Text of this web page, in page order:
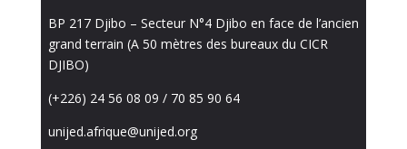
BP 217 Djibo – Secteur N°4 Djibo en face de l’ancien
grand terrain (A 50 mètres des bureaux du CICR
DJIBO)
(+226) 24 56 08 09 / 70 85 90 64
unijed.afrique@unijed.org